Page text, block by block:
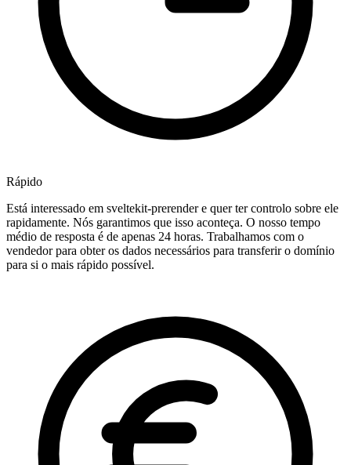
Rápido
Está interessado em sveltekit-prerender e quer ter controlo sobre ele
rapidamente. Nós garantimos que isso aconteça. O nosso tempo
médio de resposta é de apenas 24 horas. Trabalhamos com o
vendedor para obter os dados necessários para transferir o domínio
para si o mais rápido possível.